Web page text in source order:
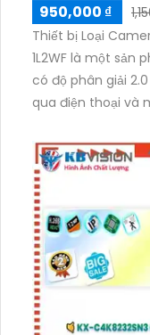
950,000 ₫
Thiết bị Loại
1L2WF là một sản
có độ phân giải
qua điện thoại và
sát trong điều
động trong vùng
Ngoại lên đến
trí không gian
xoay 360 độ, giúp
được sản xuất bởi
bảo chất lượng.
và chức năng
âm và loa.